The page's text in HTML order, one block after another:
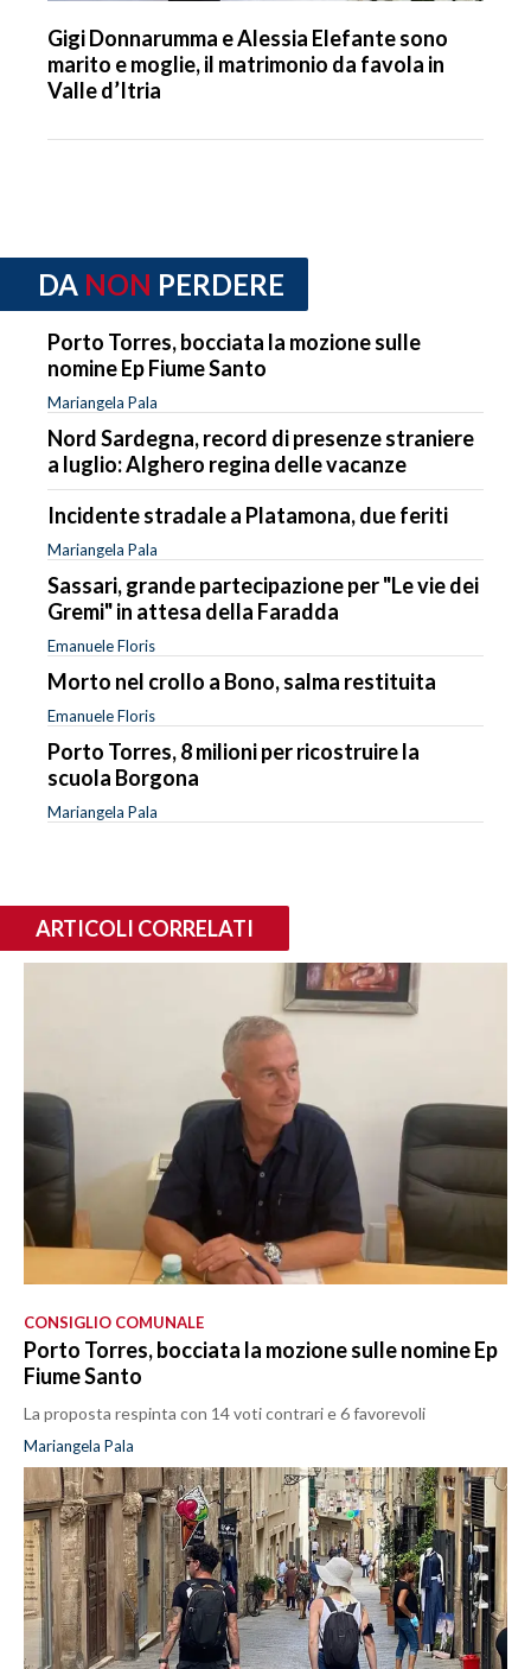
Gigi Donnarumma e Alessia Elefante sono
marito e moglie, il matrimonio da favola in
Valle d’Itria
DA NON PERDERE
Porto Torres, bocciata la mozione sulle
nomine Ep Fiume Santo
Mariangela Pala
Nord Sardegna, record di presenze straniere
a luglio: Alghero regina delle vacanze
Incidente stradale a Platamona, due feriti
Mariangela Pala
Sassari, grande partecipazione per "Le vie dei
Gremi" in attesa della Faradda
Emanuele Floris
Morto nel crollo a Bono, salma restituita
Emanuele Floris
Porto Torres, 8 milioni per ricostruire la
scuola Borgona
Mariangela Pala
ARTICOLI CORRELATI
CONSIGLIO COMUNALE
Porto Torres, bocciata la mozione sulle nomine Ep
Fiume Santo
La proposta respinta con 14 voti contrari e 6 favorevoli
Mariangela Pala